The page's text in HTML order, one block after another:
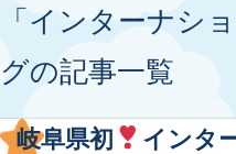
「インターナシ
グの記事一覧
岐阜県初
インタ